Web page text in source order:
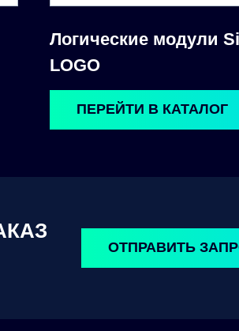
ОТПРАВИТЬ
Логические модули
LOGO
ПЕРЕЙТИ В КАТАЛОГ